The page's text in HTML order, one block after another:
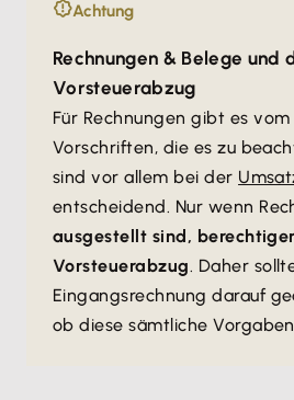
Achtung
Rechnungen & Belege und
Vorsteuerabzug
Für Rechnungen gibt es
Vorschriften, die es zu
sind vor allem bei der
entscheidend. Nur wenn
ausgestellt sind,
Vorsteuerabzug. Daher
Eingangsrechnung darauf
ob diese sämtliche